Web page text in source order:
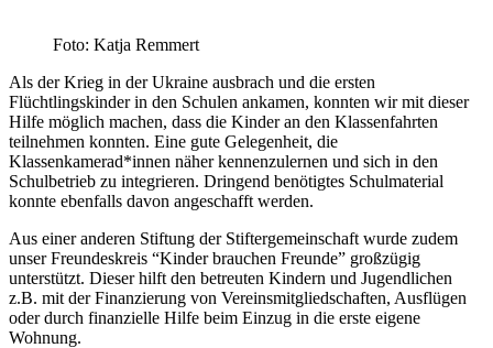
Foto: Katja Remmert
Als der Krieg in der Ukraine ausbrach und die ersten
Flüchtlingskinder in den Schulen ankamen, konnten wir mit dieser
Hilfe möglich machen, dass die Kinder an den Klassenfahrten
teilnehmen konnten. Eine gute Gelegenheit, die
Klassenkamerad*innen näher kennenzulernen und sich in den
Schulbetrieb zu integrieren. Dringend benötigtes Schulmaterial
konnte ebenfalls davon angeschafft werden.
Aus einer anderen Stiftung der Stiftergemeinschaft wurde zudem
unser Freundeskreis “Kinder brauchen Freunde” großzügig
unterstützt. Dieser hilft den betreuten Kindern und Jugendlichen
z.B. mit der Finanzierung von Vereinsmitgliedschaften, Ausflügen
oder durch finanzielle Hilfe beim Einzug in die erste eigene
Wohnung.